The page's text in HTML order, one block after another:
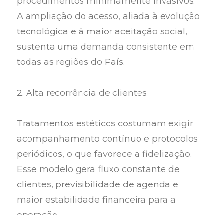
A ampliação do acesso, aliada à evolução
tecnológica e à maior aceitação social,
sustenta uma demanda consistente em
todas as regiões do País.
2. Alta recorrência de clientes
Tratamentos estéticos costumam exigir
acompanhamento contínuo e protocolos
periódicos, o que favorece a fidelização.
Esse modelo gera fluxo constante de
clientes, previsibilidade de agenda e
maior estabilidade financeira para a